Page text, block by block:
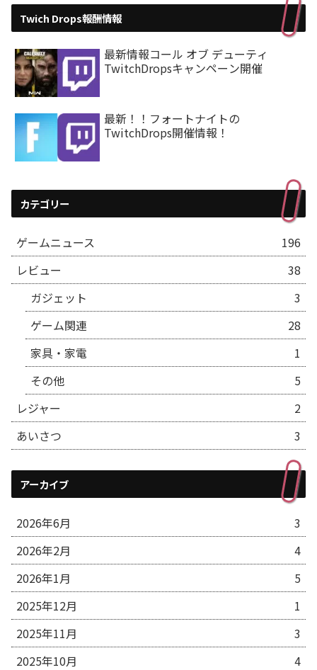
Twich Drops報酬情報
最新情報コール オブ デューティ
TwitchDropsキャンペーン開催
最新！！フォートナイトの
TwitchDrops開催情報！
カテゴリー
ゲームニュース
196
レビュー
38
ガジェット
3
ゲーム関連
28
家具・家電
1
その他
5
レジャー
2
あいさつ
3
アーカイブ
2026年6月
3
2026年2月
4
2026年1月
5
2025年12月
1
2025年11月
3
2025年10月
4